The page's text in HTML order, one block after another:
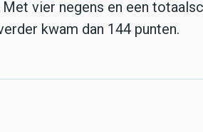
vier negens en een
kwam dan 144 punten.